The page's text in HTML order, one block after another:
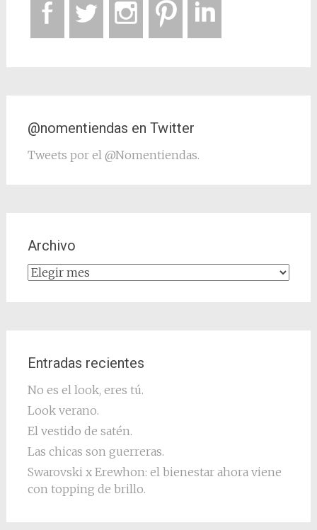
@nomentiendas en Twitter
Tweets por el @Nomentiendas.
Archivo
Archivo
Entradas recientes
No es el look, eres tú.
Look verano.
El vestido de satén.
Las chicas son guerreras.
Swarovski x Erewhon: el bienestar ahora viene
con topping de brillo.